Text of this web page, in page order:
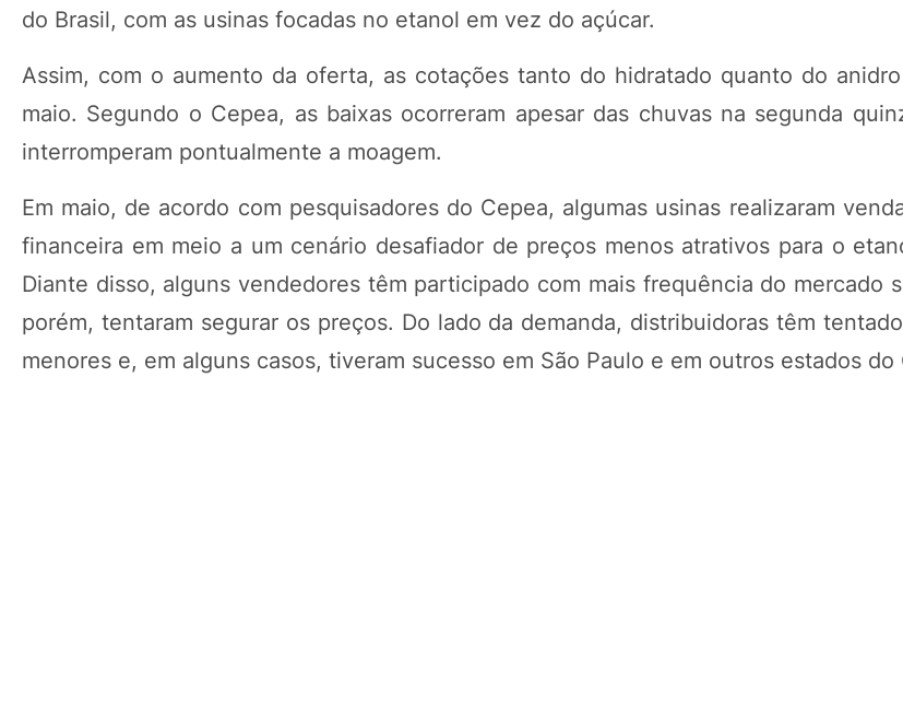
do Brasil, com as usinas focadas no etanol em vez do açúcar.
Assim, com o aumento da oferta, as cotações tanto do hidratado quanto do anidro
maio. Segundo o Cepea, as baixas ocorreram apesar das chuvas na segunda
interromperam pontualmente a moagem.
Em maio, de acordo com pesquisadores do Cepea, algumas usinas realizaram
financeira em meio a um cenário desafiador de preços menos atrativos para o
Diante disso, alguns vendedores têm participado com mais frequência do mercado
porém, tentaram segurar os preços. Do lado da demanda, distribuidoras têm
menores e, em alguns casos, tiveram sucesso em São Paulo e em outros estados do